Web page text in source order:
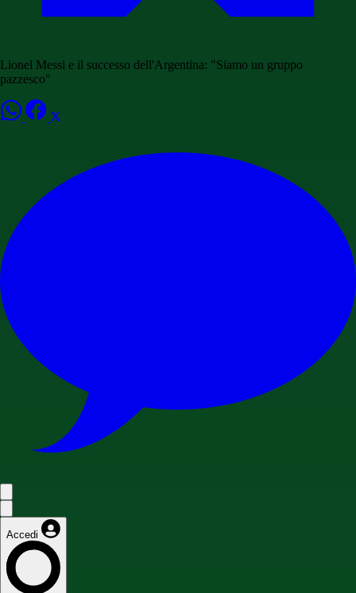
Lionel Messi e il successo dell'Argentina: "Siamo un gruppo
pazzesco"
Accedi